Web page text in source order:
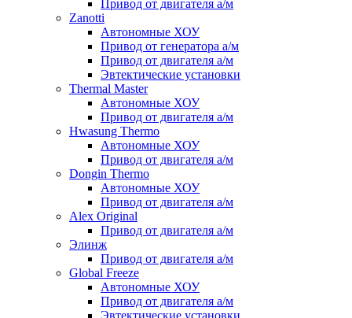
Привод от двигателя а/м
Zanotti
Автономные ХОУ
Привод от генератора а/м
Привод от двигателя а/м
Эвтектические установки
Thermal Master
Автономные ХОУ
Привод от двигателя а/м
Hwasung Thermo
Автономные ХОУ
Привод от двигателя а/м
Dongin Thermo
Автономные ХОУ
Привод от двигателя а/м
Alex Original
Привод от двигателя а/м
Элинж
Привод от двигателя а/м
Global Freeze
Автономные ХОУ
Привод от двигателя а/м